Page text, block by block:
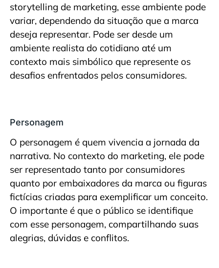
storytelling de marketing, esse ambiente pode
variar, dependendo da situação que a marca
deseja representar. Pode ser desde um
ambiente realista do cotidiano até um
contexto mais simbólico que represente os
desafios enfrentados pelos consumidores.
Personagem
O personagem é quem vivencia a jornada da
narrativa. No contexto do marketing, ele pode
ser representado tanto por consumidores
quanto por embaixadores da marca ou figuras
fictícias criadas para exemplificar um conceito.
O importante é que o público se identifique
com esse personagem, compartilhando suas
alegrias, dúvidas e conflitos.